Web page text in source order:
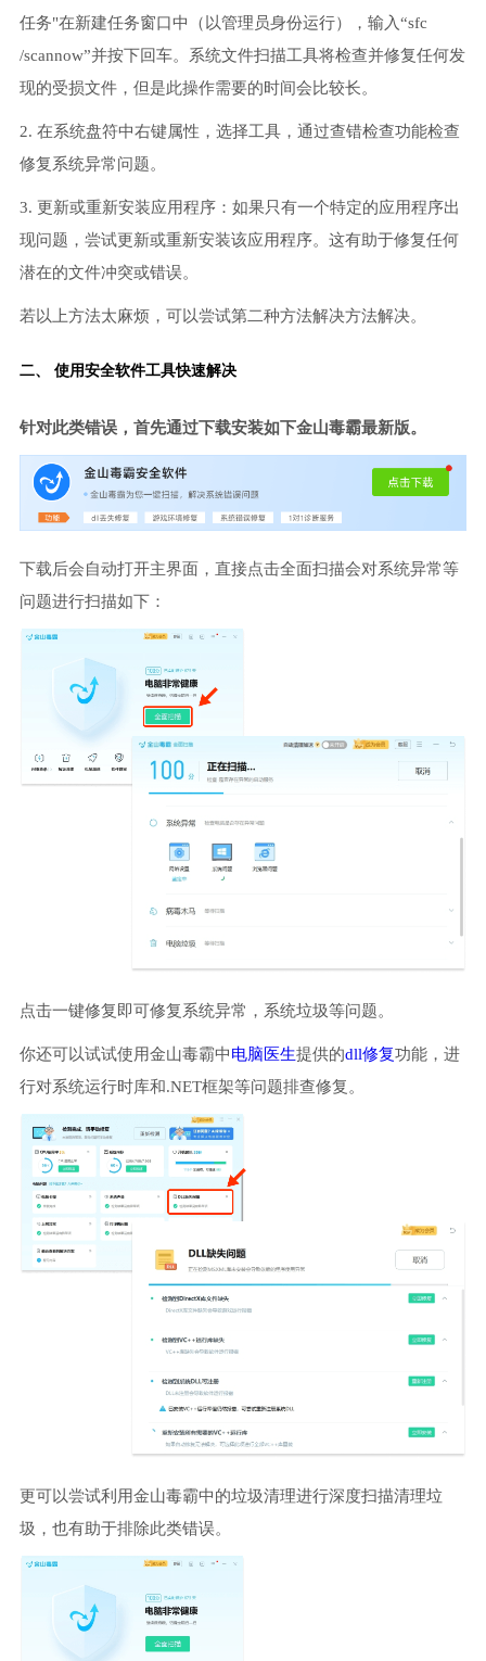
任务"在新建任务窗口中（以管理员身份运行），输入“sfc
/scannow”并按下回车。系统文件扫描工具将检查并修复任何发
现的受损文件，但是此操作需要的时间会比较长。
2. 在系统盘符中右键属性，选择工具，通过查错检查功能检查
修复系统异常问题。
3. 更新或重新安装应用程序：如果只有一个特定的应用程序出
现问题，尝试更新或重新安装该应用程序。这有助于修复任何
潜在的文件冲突或错误。
若以上方法太麻烦，可以尝试第二种方法解决方法解决。
二、 使用安全软件工具快速解决
针对此类错误，首先通过下载安装如下金山毒霸最新版。
下载后会自动打开主界面，直接点击全面扫描会对系统异常等
问题进行扫描如下：
点击一键修复即可修复系统异常，系统垃圾等问题。
你还可以试试使用金山毒霸中电脑医生提供的dll修复功能，进
行对系统运行时库和.NET框架等问题排查修复。
更可以尝试利用金山毒霸中的垃圾清理进行深度扫描清理垃
圾，也有助于排除此类错误。